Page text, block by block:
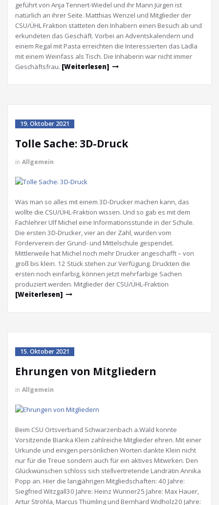
geführt von Anja Tennert-Wiedel und ihr Mann Jürgen ist
natürlich an ihrer Seite. Matthias Wenzel und Mitglieder der
CSU/ÜHL Fraktion statteten den Inhabern einen Besuch ab und
erkundeten das Geschäft. Vorbei an Adventskalendern und
einem Regal mit Pasta erreichten die Interessierten das Lädla
mit einem Weinfass als Tisch. Die Inhaberin war nicht immer
Geschäftsfrau. [Weiterlesen]
19. Oktober 2021
Tolle Sache: 3D-Druck
in Allgemein
Was man so alles mit einem 3D-Drucker machen kann, das
wollte die CSU/ÜHL-Fraktion wissen. Und so gab es mit dem
Fachlehrer Ulf Michel eine Informationsstunde in der Schule.
Die ersten 3D-Drucker, vier an der Zahl, wurden vom
Förderverein der Grund- und Mittelschule gespendet.
Mittlerweile hat Michel noch mehr Drucker angeschafft – von
groß bis klein. 12 Stück stehen zur Verfügung. Druckten die
ersten noch einfarbig, können jetzt mehrfarbige Sachen
produziert werden. Mitglieder der CSU/ÜHL-Fraktion
[Weiterlesen]
15. Oktober 2021
Ehrungen von Mitgliedern
in Allgemein
Beim CSU Ortsverband Schwarzenbach a.Wald konnte
Vorsitzende Bianka Klein zahlreiche Mitglieder ehren. Mit einer
Urkunde und einigen persönlichen Worten dankte Klein nicht
nur für die Treue sondern auch für ein aktives Mitwirken. Den
Glückwünschen schloss sich stellvertretende Landrätin Annika
Popp an. Hier die langjährigen Mitgliedschaften: 40 Jahre:
Siegfried Witzgall30 Jahre: Heinz Wunner25 Jahre: Max Hauer,
Artur Ströhla, Marcus Thümling und Bernhard Widholz20 Jahre: